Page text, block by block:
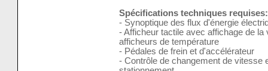
Spécifications techniques requises:
- Synoptique des flux d'énergie
- Afficheur tactile avec affichage de
afficheurs de température
- Pédales de frein et d'accélérateur
- Contrôle de changement de vitesse